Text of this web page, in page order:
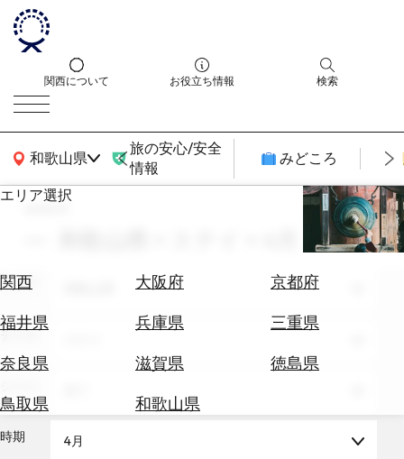
関西について お役立ち情報 検索
和歌山県
関西広域MAP
旅の安心/安全
情報
みどころ
エリア選択
関西 大阪府
京都府
福井県
兵庫県
三重県
奈良県
滋賀県
徳島県
鳥取県
和歌山県
エ
券
テ
を
search
エリア
テーマ
時期 4月